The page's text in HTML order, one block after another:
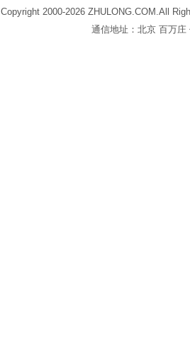
Copyright 2000-2026 ZHULONG.COM.All
通信地址：北京 百万